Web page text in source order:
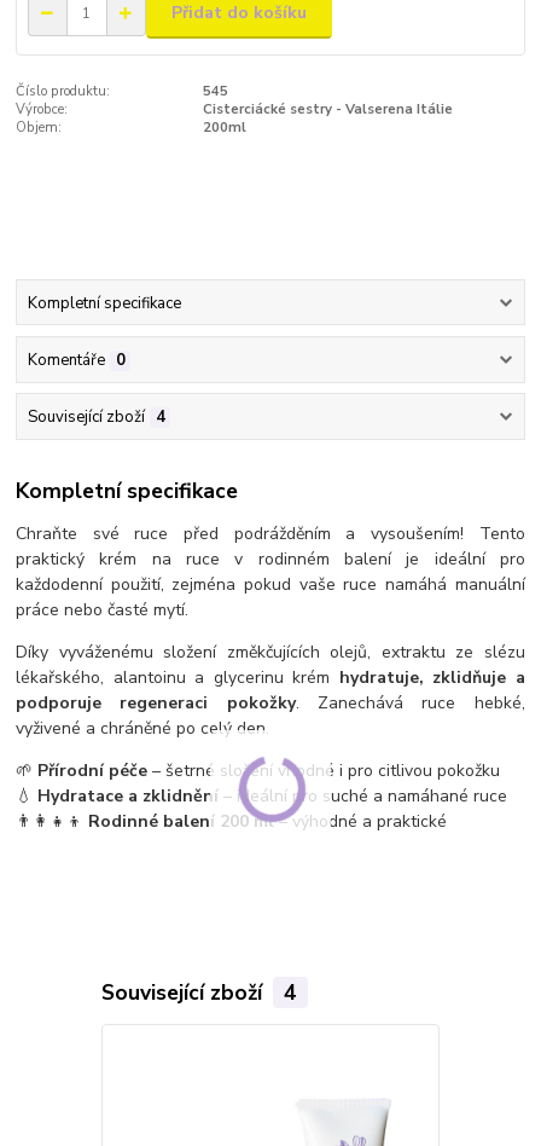
Přidat do košíku
Číslo produktu:
545
Výrobce:
Cisterciácké sestry - Valserena Itálie
Objem:
200ml
Kompletní specifikace
Komentáře 0
Související zboží 4
Kompletní specifikace
Chraňte své ruce před podrážděním a vysoušením! Tento
praktický krém na ruce v rodinném balení je ideální pro
každodenní použití, zejména pokud vaše ruce namáhá manuální
práce nebo časté mytí.
Díky vyváženému složení změkčujících olejů, extraktu ze slézu
lékařského, alantoinu a glycerinu krém hydratuje, zklidňuje a
podporuje regeneraci pokožky. Zanechává ruce hebké,
vyživené a chráněné po celý den.
🌱 Přírodní péče – šetrné složení vhodné i pro citlivou pokožku
💧 Hydratace a zklidnění – ideální pro suché a namáhané ruce
👨‍👩‍👧‍👦 Rodinné balení 200 ml– výhodné a praktické
Související zboží 4